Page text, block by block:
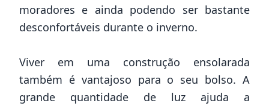
moradores e ainda podendo ser bastante
desconfortáveis durante o inverno.
Viver em uma construção ensolarada
também é vantajoso para o seu bolso. A
grande quantidade de luz ajuda a